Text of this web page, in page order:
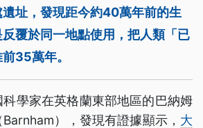
址，發現距今約40萬年前的生
覆於同一地點使用，把人類「已
35萬年。
學家在英格蘭東部地區的巴納姆
），發現有證據顯示， 大